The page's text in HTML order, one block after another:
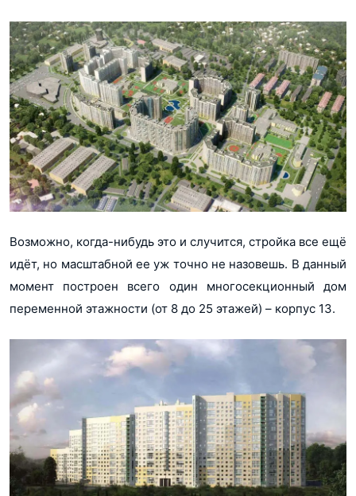
Возможно, когда-нибудь это и случится, стройка все ещё
идёт, но масштабной ее уж точно не назовешь. В данный
момент построен всего один многосекционный дом
переменной этажности (от 8 до 25 этажей) – корпус 13.